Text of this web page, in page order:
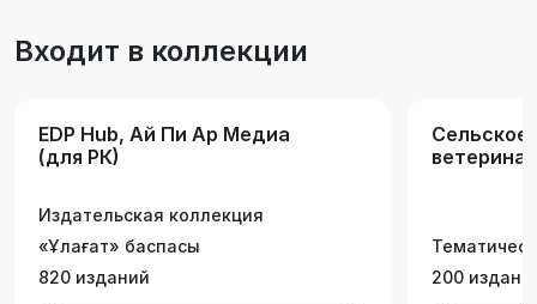
«Животноводство».
Входит в коллекции
EDP Hub, Ай Пи Ар Медиа
(для РК)
Издательская коллекция
«Ұлағат» баспасы
820 изданий
Сельское
200